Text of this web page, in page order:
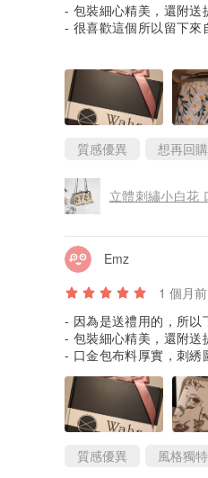
- 包裝細心精美，還附送
- 很喜歡這個所以留下來
質感優異 想再回購
立體刺繡小白花
Emz
1 個月前
- 因為是送禮用的，所以
- 包裝細心精美，還附送
- 口金包布料厚實，刺綉
質感優異 風格獨特